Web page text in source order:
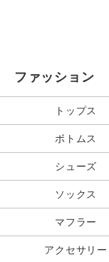
ファッション
トップス
ボトムス
シューズ
ソックス
マフラー
アクセサリー